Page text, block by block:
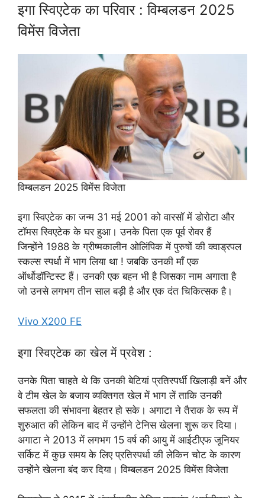
इगा स्विएटेक का परिवार : विम्बलडन 2025
विमेंस विजेता
विम्बलडन 2025 विमेंस विजेता
इगा स्विएटेक का जन्म 31 मई 2001 को वारसॉ में डोरोटा और
टॉमस स्विएटेक के घर हुआ। उनके पिता एक पूर्व रोवर हैं
जिन्होंने 1988 के ग्रीष्मकालीन ओलिंपिक में पुरुषों की क्वाड्रपल
स्कल्स स्पर्धा में भाग लिया था ! जबकि उनकी माँ एक
ऑर्थोडॉन्टिस्ट हैं। उनकी एक बहन भी है जिसका नाम अगाता है
जो उनसे लगभग तीन साल बड़ी है और एक दंत चिकित्सक है।
Vivo X200 FE
इगा स्विएटेक का खेल में प्रवेश :
उनके पिता चाहते थे कि उनकी बेटियां प्रतिस्पर्धी खिलाड़ी बनें और
वे टीम खेल के बजाय व्यक्तिगत खेल में भाग लें ताकि उनकी
सफलता की संभावना बेहतर हो सके। अगाटा ने तैराक के रूप में
शुरुआत की लेकिन बाद में उन्होंने टेनिस खेलना शुरू कर दिया।
अगाटा ने 2013 में लगभग 15 वर्ष की आयु में आईटीएफ जूनियर
सर्किट में कुछ समय के लिए प्रतिस्पर्धा की लेकिन चोट के कारण
उन्होंने खेलना बंद कर दिया। विम्बलडन 2025 विमेंस विजेता